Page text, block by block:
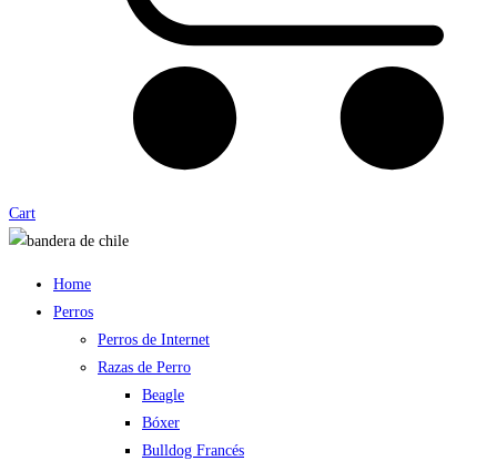
Cart
Home
Perros
Perros de Internet
Razas de Perro
Beagle
Bóxer
Bulldog Francés